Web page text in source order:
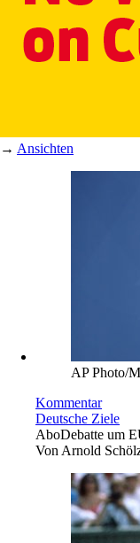
→ Ansichten
AP Photo/
Kommentar
Deutsche Ziele
AboDebatte um
Von Arnold